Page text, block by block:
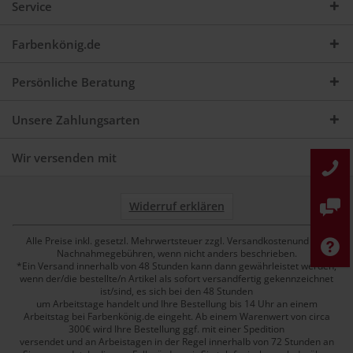
Service
Farbenkönig.de
Persönliche Beratung
Unsere Zahlungsarten
Wir versenden mit
Widerruf erklären
Alle Preise inkl. gesetzl. Mehrwertsteuer zzgl. Versandkostenund ggf.
Nachnahmegebühren, wenn nicht anders beschrieben.
*Ein Versand innerhalb von 48 Stunden kann dann gewährleistet werden,
wenn der/die bestellte/n Artikel als sofort versandfertig gekennzeichnet
ist/sind, es sich bei den 48 Stunden
um Arbeitstage handelt und Ihre Bestellung bis 14 Uhr an einem
Arbeitstag bei Farbenkönig.de eingeht. Ab einem Warenwert von circa
300€ wird Ihre Bestellung ggf. mit einer Spedition
versendet und an Arbeistagen in der Regel innerhalb von 72 Stunden an